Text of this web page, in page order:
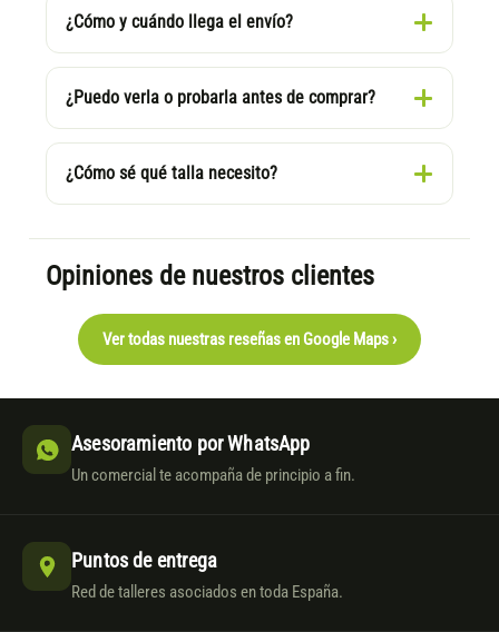
¿Cómo y cuándo llega el envío?
¿Puedo verla o probarla antes de comprar?
¿Cómo sé qué talla necesito?
Opiniones de nuestros clientes
Ver todas nuestras reseñas en Google Maps ›
Asesoramiento por WhatsApp
Un comercial te acompaña de principio a fin.
Puntos de entrega
Red de talleres asociados en toda España.